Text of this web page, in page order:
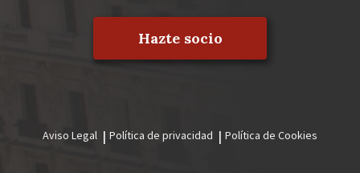
Hazte socio
Aviso Legal Política de privacidad Política de Cookies